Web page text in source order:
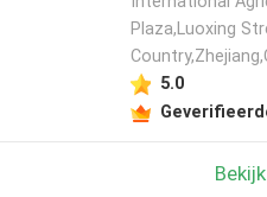
Plaza,Luoxing
5.0